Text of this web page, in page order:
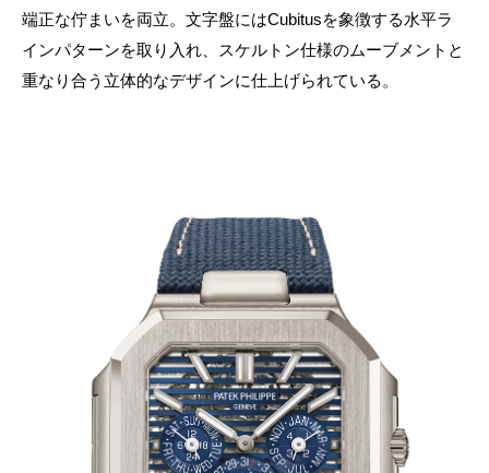
端正な佇まいを両立。文字盤にはCubitusを象徴する水平ラ
インパターンを取り入れ、スケルトン仕様のムーブメントと
重なり合う立体的なデザインに仕上げられている。